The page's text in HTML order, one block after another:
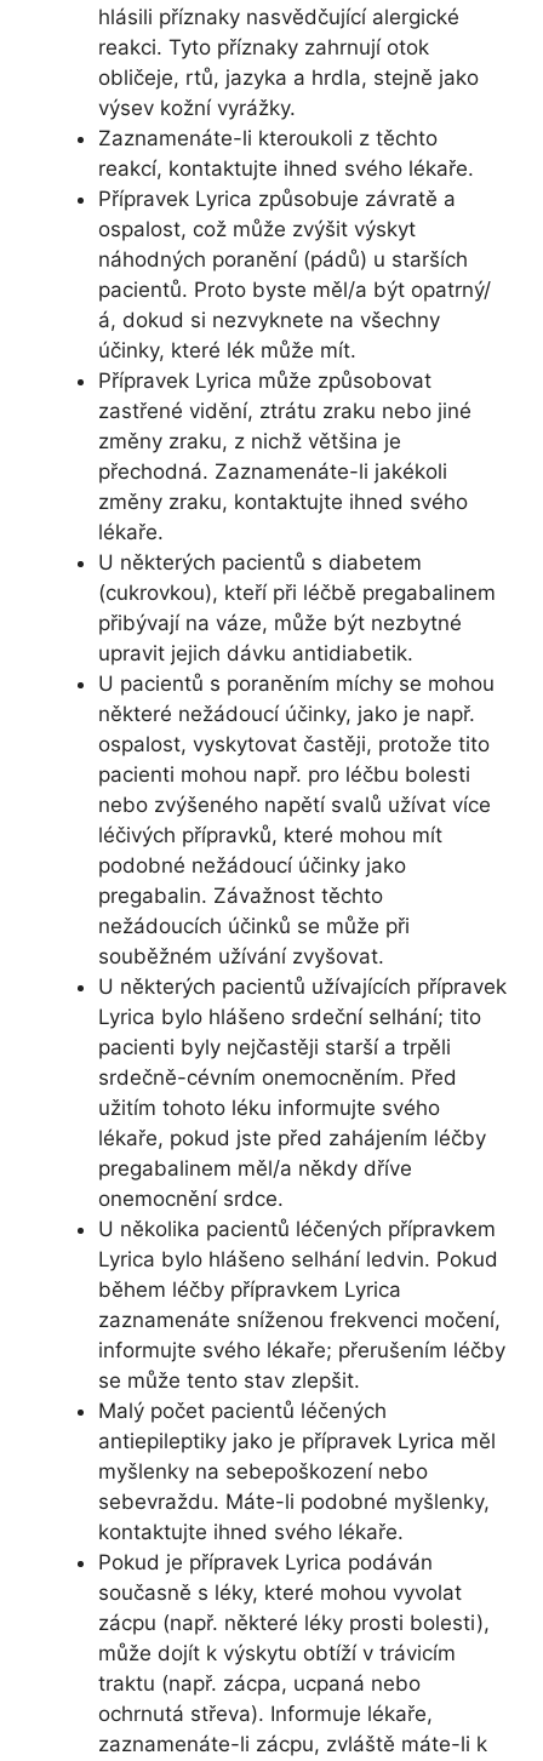
hlásili příznaky nasvědčující alergické
reakci. Tyto příznaky zahrnují otok
obličeje, rtů, jazyka a hrdla, stejně jako
výsev kožní vyrážky.
Zaznamenáte-li kteroukoli z těchto
reakcí, kontaktujte ihned svého lékaře.
Přípravek Lyrica způsobuje závratě a
ospalost, což může zvýšit výskyt
náhodných poranění (pádů) u starších
pacientů. Proto byste měl/a být opatrný/
á, dokud si nezvyknete na všechny
účinky, které lék může mít.
Přípravek Lyrica může způsobovat
zastřené vidění, ztrátu zraku nebo jiné
změny zraku, z nichž většina je
přechodná. Zaznamenáte-li jakékoli
změny zraku, kontaktujte ihned svého
lékaře.
U některých pacientů s diabetem
(cukrovkou), kteří při léčbě pregabalinem
přibývají na váze, může být nezbytné
upravit jejich dávku antidiabetik.
U pacientů s poraněním míchy se mohou
některé nežádoucí účinky, jako je např.
ospalost, vyskytovat častěji, protože tito
pacienti mohou např. pro léčbu bolesti
nebo zvýšeného napětí svalů užívat více
léčivých přípravků, které mohou mít
podobné nežádoucí účinky jako
pregabalin. Závažnost těchto
nežádoucích účinků se může při
souběžném užívání zvyšovat.
U některých pacientů užívajících přípravek
Lyrica bylo hlášeno srdeční selhání; tito
pacienti byly nejčastěji starší a trpěli
srdečně-cévním onemocněním. Před
užitím tohoto léku informujte svého
lékaře, pokud jste před zahájením léčby
pregabalinem měl/a někdy dříve
onemocnění srdce.
U několika pacientů léčených přípravkem
Lyrica bylo hlášeno selhání ledvin. Pokud
během léčby přípravkem Lyrica
zaznamenáte sníženou frekvenci močení,
informujte svého lékaře; přerušením léčby
se může tento stav zlepšit.
Malý počet pacientů léčených
antiepileptiky jako je přípravek Lyrica měl
myšlenky na sebepoškození nebo
sebevraždu. Máte-li podobné myšlenky,
kontaktujte ihned svého lékaře.
Pokud je přípravek Lyrica podáván
současně s léky, které mohou vyvolat
zácpu (např. některé léky prosti bolesti),
může dojít k výskytu obtíží v trávicím
traktu (např. zácpa, ucpaná nebo
ochrnutá střeva). Informuje lékaře,
zaznamenáte-li zácpu, zvláště máte-li k